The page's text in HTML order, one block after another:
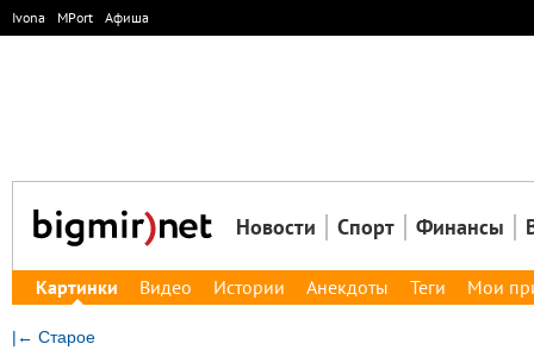
Ivona MPort Афиша
Новости Спорт Финансы
Картинки Видео Истории Анекдоты Теги Мои
|← Старое